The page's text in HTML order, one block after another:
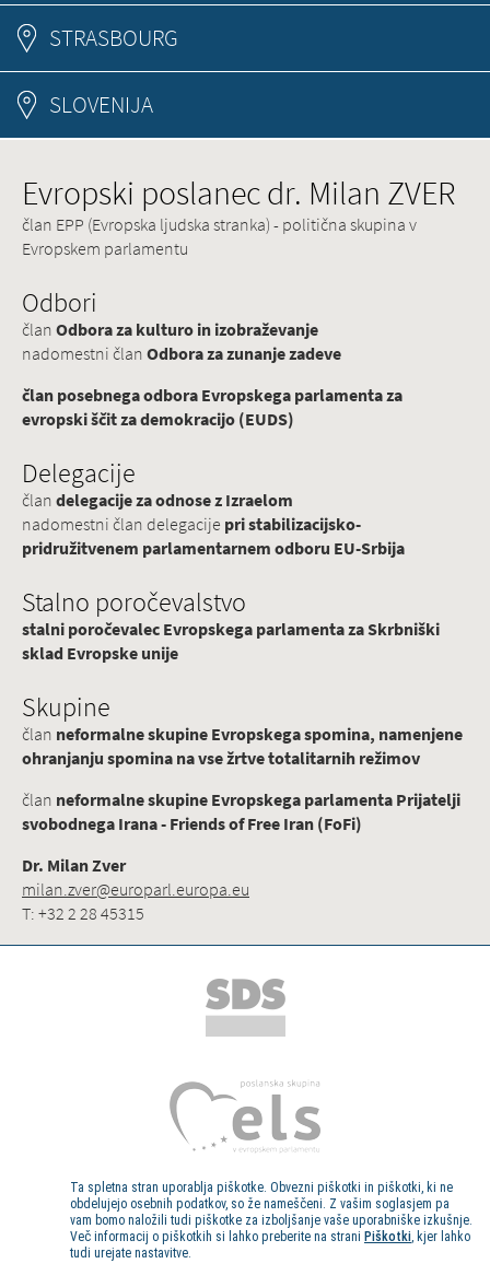
STRASBOURG
SLOVENIJA
Evropski poslanec dr. Milan ZVER
član EPP (Evropska ljudska stranka) - politična skupina v
Evropskem parlamentu
Odbori
članOdbora za kulturo in izobraževanje
nadomestni članOdbora za zunanje zadeve
član posebnega odbora Evropskega parlamenta za
evropski ščit za demokracijo (EUDS)
Delegacije
člandelegacije za odnose z Izraelom
nadomestni član delegacije pri stabilizacijsko-
pridružitvenem parlamentarnem odboru EU-Srbija
Stalno poročevalstvo
stalni poročevalec Evropskega parlamenta za Skrbniški
sklad Evropske unije
Skupine
član neformalne skupine Evropskega spomina, namenjene
ohranjanju spomina na vse žrtve totalitarnih režimov
član neformalne skupine Evropskega parlamenta Prijatelji
svobodnega Irana - Friends of Free Iran (FoFi)
Dr. Milan Zver
milan.zver@europarl.europa.eu
T: +32 2 28 45315
Ta spletna stran uporablja piškotke. Obvezni piškotki in piškotki, ki ne
obdelujejo osebnih podatkov, so že nameščeni. Z vašim soglasjem pa
vam bomo naložili tudi piškotke za izboljšanje vaše uporabniške izkušnje.
Več informacij o piškotkih si lahko preberite na strani Piškotki, kjer lahko
tudi urejate nastavitve.